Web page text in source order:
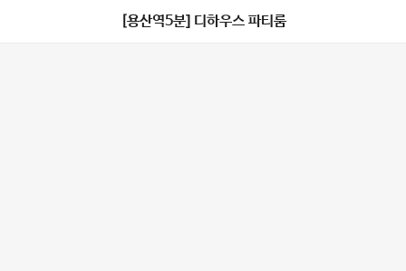
[용산역5분] 디하우스 파티룸